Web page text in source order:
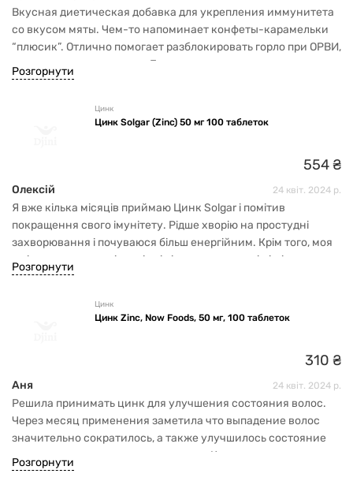
Вкусная диетическая добавка для укрепления иммунитета
со вкусом мяты. Чем-то напоминает конфеты-карамельки
“плюсик”. Отлично помогает разблокировать горло при ОРВИ,
после чего легче дышать. Бузина в составе - это
натуральный компонент для укрепления иммунной
Розгорнути
Цинк
Цинк Solgar (Zinc) 50 мг 100 таблеток
554₴
Олексій 24 квіт. 2024 р.
Я вже кілька місяців приймаю Цинк Solgar і помітив
покращення свого імунітету. Рідше хворію на простудні
захворювання і почуваюся більш енергійним. Крім того, моя
шкіра стала здоровішою і свіжішою, а волосся і нігті стали
міцнішими. Цинк Solgar - це чудова добавка, яка допомагає
всім, хто хоче покращити своє здоров'я та виглядати краще.
Розгорнути
Цинк
Цинк Zinc, Now Foods, 50 мг, 100 таблеток
310 ₴
Аня 24 квіт. 2024 р.
Решила принимать цинк для улучшения состояния волос.
Через месяц применения заметила что выпадение волос
значительно сократилось, а также улучшилось состояние
кожи, исчезли прыщи и воспаления. Кроме того цинк
укрепляет иммунную систему. Также порадовала цена и
Розгорнути